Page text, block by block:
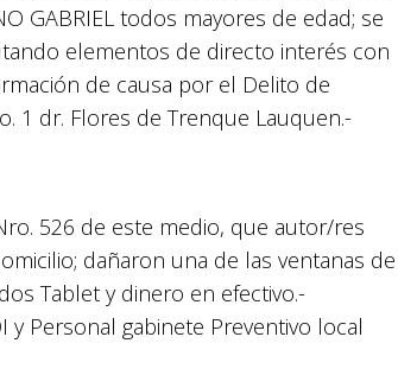
GABRIEL todos mayores de edad; se
elementos de directo interés con
de causa por el Delito de
1 dr. Flores de Trenque Lauquen.-
526 de este medio, que autor/res
dañaron una de las ventanas de
Tablet y dinero en efectivo.-
y Personal gabinete Preventivo local